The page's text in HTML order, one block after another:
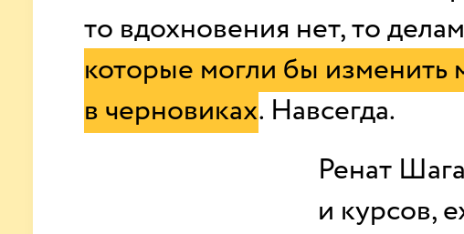
то вдохновения нет, то
которые могли бы изменить
в черновиках. Навсегда.
Ренат
и курсов,